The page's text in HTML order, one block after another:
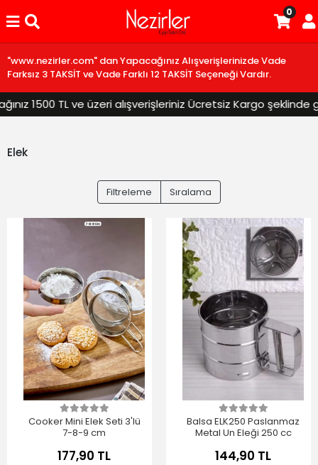
"www.nezirler.com" dan Yapacağınız Alışverişlerinizde Vade
Farksız 3 TAKSİT ve Vade Farklı 12 TAKSİT Seçeneği Vardır.
1500 TL ve üzeri alışverişleriniz Ücretsiz Kargo şeklinde
0
Elek
Filtreleme Sıralama
Cooker Mini Elek Seti 3'lü
7-8-9 cm
177,90 TL
Balsa ELK250 Paslanmaz
Metal Un Eleği 250 cc
144,90 TL